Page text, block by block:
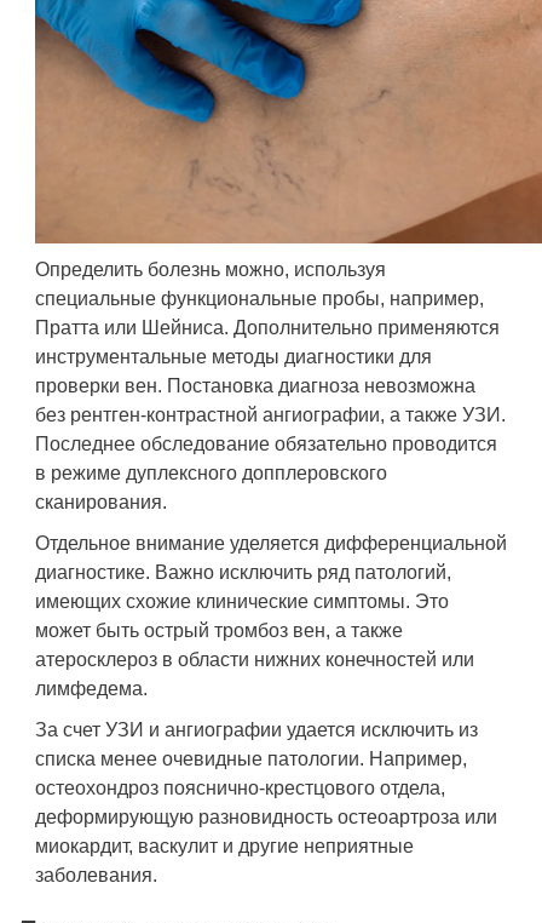
Определить болезнь можно, используя
специальные функциональные пробы, например,
Пратта или Шейниса. Дополнительно применяются
инструментальные методы диагностики для
проверки вен. Постановка диагноза невозможна
без рентген-контрастной ангиографии, а также УЗИ.
Последнее обследование обязательно проводится
в режиме дуплексного допплеровского
сканирования.
Отдельное внимание уделяется дифференциальной
диагностике. Важно исключить ряд патологий,
имеющих схожие клинические симптомы. Это
может быть острый тромбоз вен, а также
атеросклероз в области нижних конечностей или
лимфедема.
За счет УЗИ и ангиографии удается исключить из
списка менее очевидные патологии. Например,
остеохондроз пояснично-крестцового отдела,
деформирующую разновидность остеоартроза или
миокардит, васкулит и другие неприятные
заболевания.